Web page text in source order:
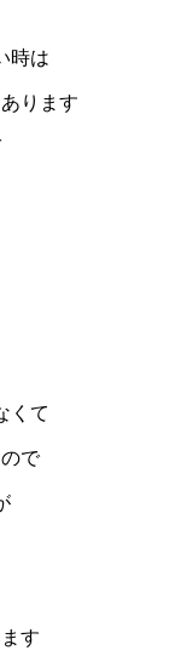
時は
ります
くて
で
す